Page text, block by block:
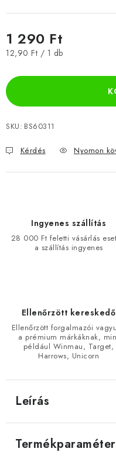
1 290 Ft
Egységár:
12,90 Ft / 1 db
SKU: BS60311
Kérdés Nyomon
Ingyenes szállítás
28 000 Ft feletti vásárlás
a szállítás ingyenes
Ellenőrzött kereskedő
Ellenőrzött forgalmazói
a prémium márkáknak,
például Winmau, Target,
Harrows, Unicorn
Leírás